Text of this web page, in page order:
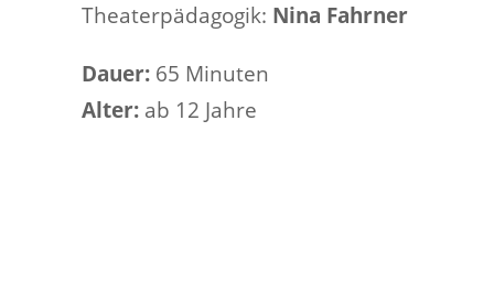
Theaterpädagogik: Nina Fahrner
Dauer: 65 Minuten
Alter: ab 12 Jahre